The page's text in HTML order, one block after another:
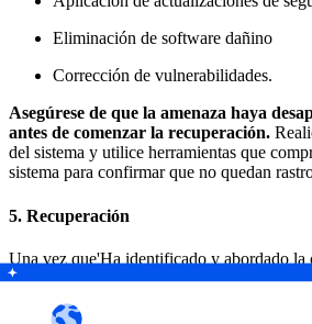
Eliminación de software dañino
Corrección de vulnerabilidades.
Asegúrese de que la amenaza haya
antes de comenzar la recuperación.
del sistema y utilice herramientas que
sistema para confirmar que no quedan
5. Recuperación
Una vez que'Ha identificado y abordado la
parchear las vulnerabilidades y aplicar las